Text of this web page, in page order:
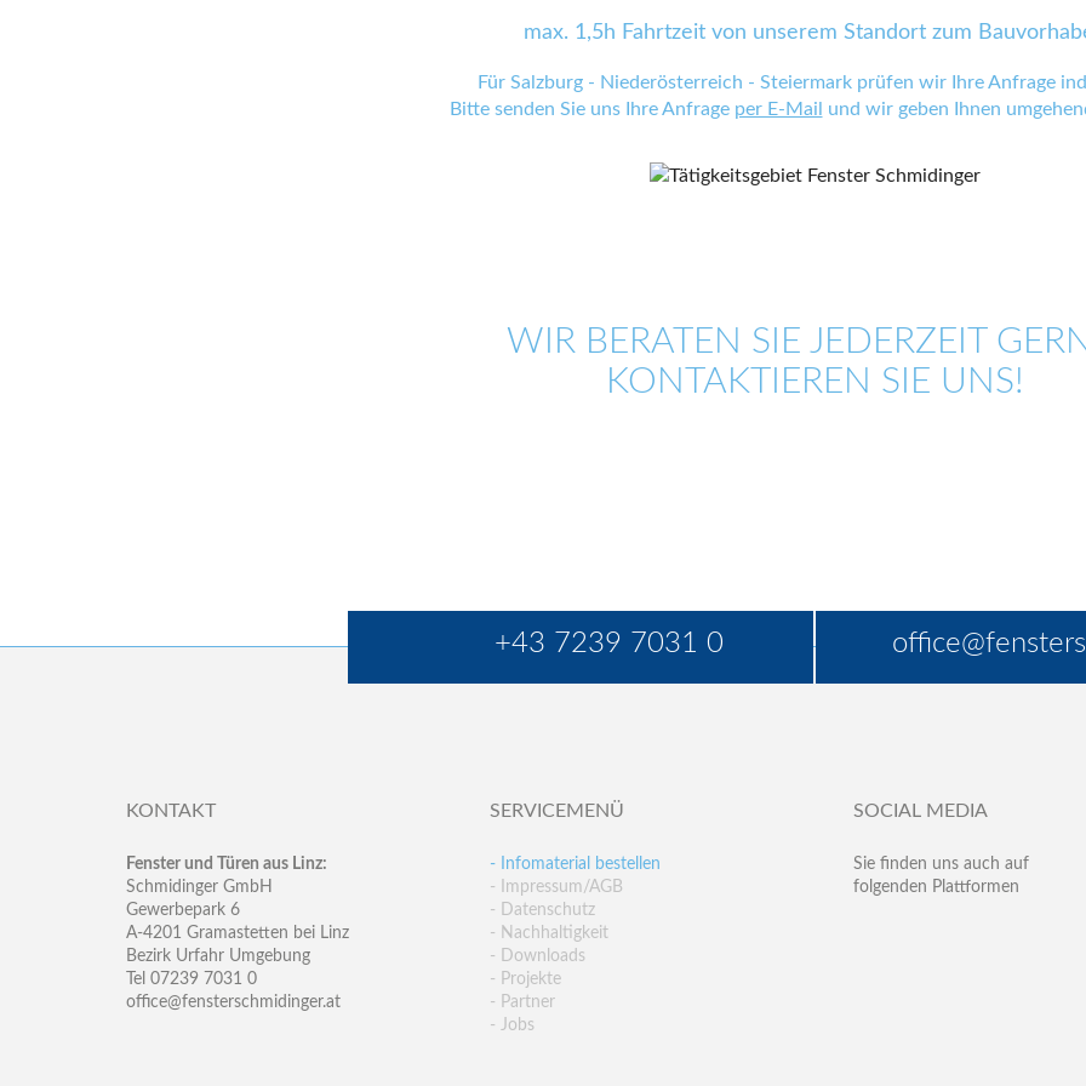
max. 1,5h Fahrtzeit von unserem Standort zum
Für Salzburg - Niederösterreich - Steiermark prüfen wir Ihre Anfrage
Bitte senden Sie uns Ihre Anfrage per E-Mail und wir geben Ihnen
WIR BERATEN SIE JEDERZEIT
KONTAKTIEREN SIE UNS!
+43 7239 7031 0
KONTAKT
Fenster und Türen aus Linz:
Schmidinger GmbH
Gewerbepark 6
A-4201 Gramastetten bei Linz
Bezirk Urfahr Umgebung
Tel 07239 7031 0
office@fensterschmidinger.at
SERVICEMENÜ
- Infomaterial bestellen
- Impressum/AGB
- Datenschutz
- Nachhaltigkeit
- Downloads
- Projekte
- Partner
- Jobs
SOCIAL MEDIA
Sie finden uns auch auf
folgenden Plattformen